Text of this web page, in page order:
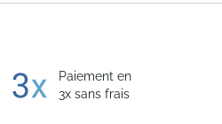
Paiement en
3x sans frais